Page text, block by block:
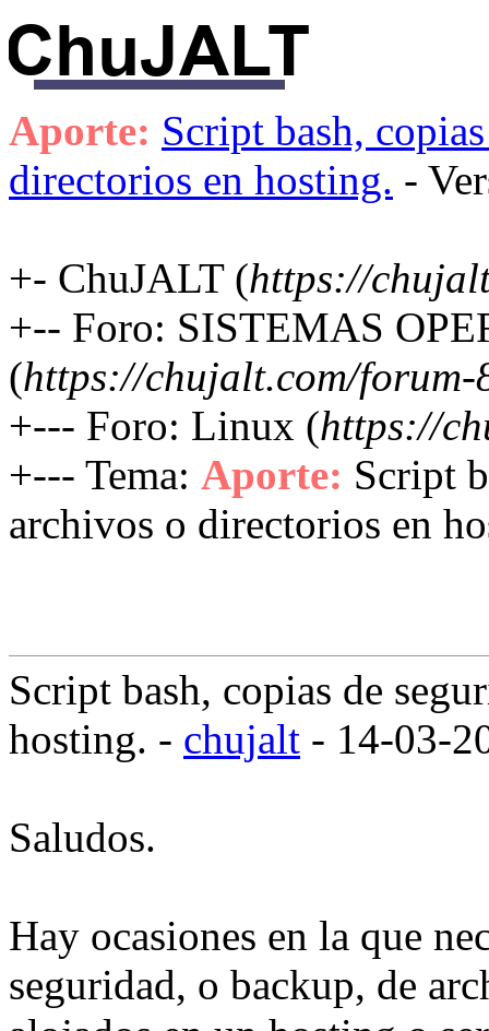
Aporte: Script bash,
directorios en hosting. -
+- ChuJALT (https://
+-- Foro: SISTEMAS
(https://chujalt.com/forum-
+--- Foro: Linux (https://
+--- Tema: Aporte: Script
archivos o directorios en
Script bash, copias de
hosting. - chujalt - 14-03-
Saludos.
Hay ocasiones en la que
seguridad, o backup, de